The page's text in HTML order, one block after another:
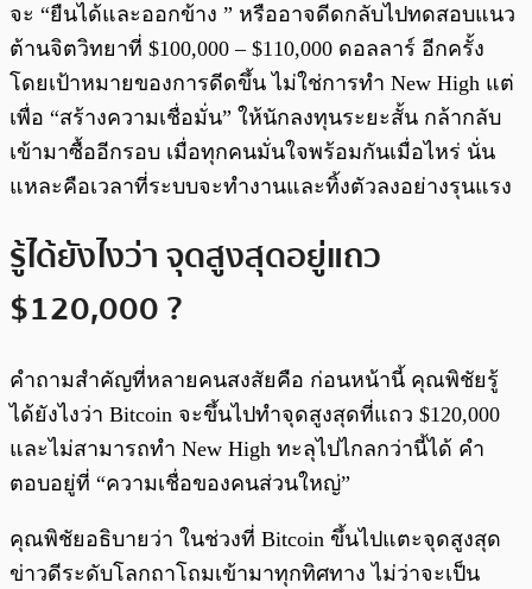
จะ “ยืนได้และออกข้าง ” หรืออาจดีดกลับไปทดสอบแนว
ต้านจิตวิทยาที่ $100,000 – $110,000 ดอลลาร์ อีกครั้ง
โดยเป้าหมายของการดีดขึ้น ไม่ใช่การทำ New High แต่
เพื่อ “สร้างความเชื่อมั่น” ให้นักลงทุนระยะสั้น กล้ากลับ
เข้ามาซื้ออีกรอบ เมื่อทุกคนมั่นใจพร้อมกันเมื่อไหร่ นั่น
แหละคือเวลาที่ระบบจะทำงานและทิ้งตัวลงอย่างรุนแรง
รู้ได้ยังไงว่า จุดสูงสุดอยู่แถว
$120,000 ?
คำถามสำคัญที่หลายคนสงสัยคือ ก่อนหน้านี้ คุณพิชัยรู้
ได้ยังไงว่า Bitcoin จะขึ้นไปทำจุดสูงสุดที่แถว $120,000
และไม่สามารถทำ New High ทะลุไปไกลกว่านี้ได้ คำ
ตอบอยู่ที่ “ความเชื่อของคนส่วนใหญ่”
คุณพิชัยอธิบายว่า ในช่วงที่ Bitcoin ขึ้นไปแตะจุดสูงสุด
ข่าวดีระดับโลกถาโถมเข้ามาทุกทิศทาง ไม่ว่าจะเป็น